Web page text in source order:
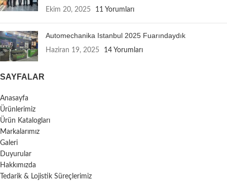
Ekim 20, 2025 11 Yorumları
Automechanika Istanbul 2025 Fuarındaydık
Haziran 19, 2025 14 Yorumları
SAYFALAR
Anasayfa
Ürünlerimiz
Ürün Katalogları
Markalarımız
Galeri
Duyurular
Hakkımızda
Tedarik & Lojistik Süreçlerimiz